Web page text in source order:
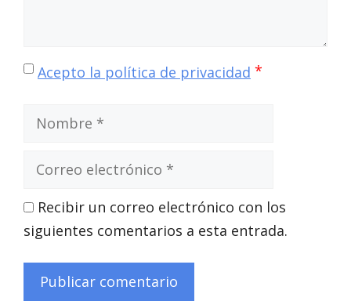
Acepto la política de privacidad *
Nombre
Correo
electrónico
Recibir un correo electrónico con los
siguientes comentarios a esta entrada.